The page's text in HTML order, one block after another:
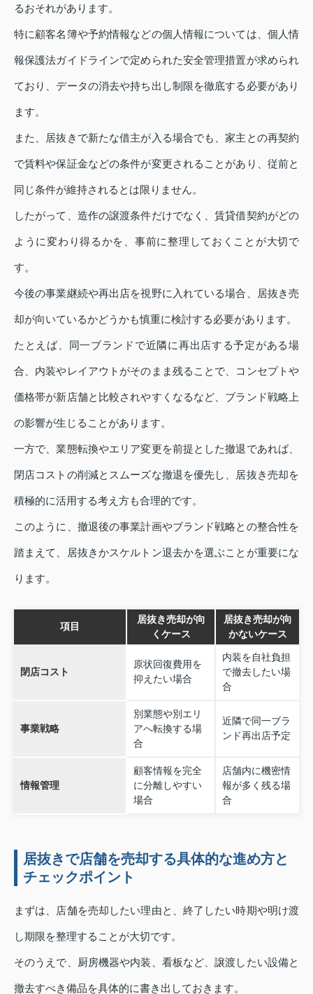
るおそれがあります。
特に顧客名簿や予約情報などの個人情報については、個人情
報保護法ガイドラインで定められた安全管理措置が求められ
ており、データの消去や持ち出し制限を徹底する必要があり
ます。
また、居抜きで新たな借主が入る場合でも、家主との再契約
で賃料や保証金などの条件が変更されることがあり、従前と
同じ条件が維持されるとは限りません。
したがって、造作の譲渡条件だけでなく、賃貸借契約がどの
ように変わり得るかを、事前に整理しておくことが大切で
す。
今後の事業継続や再出店を視野に入れている場合、居抜き売
却が向いているかどうかも慎重に検討する必要があります。
たとえば、同一ブランドで近隣に再出店する予定がある場
合、内装やレイアウトがそのまま残ることで、コンセプトや
価格帯が新店舗と比較されやすくなるなど、ブランド戦略上
の影響が生じることがあります。
一方で、業態転換やエリア変更を前提とした撤退であれば、
閉店コストの削減とスムーズな撤退を優先し、居抜き売却を
積極的に活用する考え方も合理的です。
このように、撤退後の事業計画やブランド戦略との整合性を
踏まえて、居抜きかスケルトン退去かを選ぶことが重要にな
ります。
項目
居抜き売却が向
くケース
居抜き売却が向
かないケース
閉店コスト
原状回復費用を
抑えたい場合
内装を自社負担
で撤去したい場
合
事業戦略
別業態や別エリ
アへ転換する場
合
近隣で同一ブラ
ンド再出店予定
情報管理
顧客情報を完全
に分離しやすい
場合
店舗内に機密情
報が多く残る場
合
居抜きで店舗を売却する具体的な進め方と
チェックポイント
まずは、店舗を売却したい理由と、終了したい時期や明け渡
し期限を整理することが大切です。
そのうえで、厨房機器や内装、看板など、譲渡したい設備と
撤去すべき備品を具体的に書き出しておきます。